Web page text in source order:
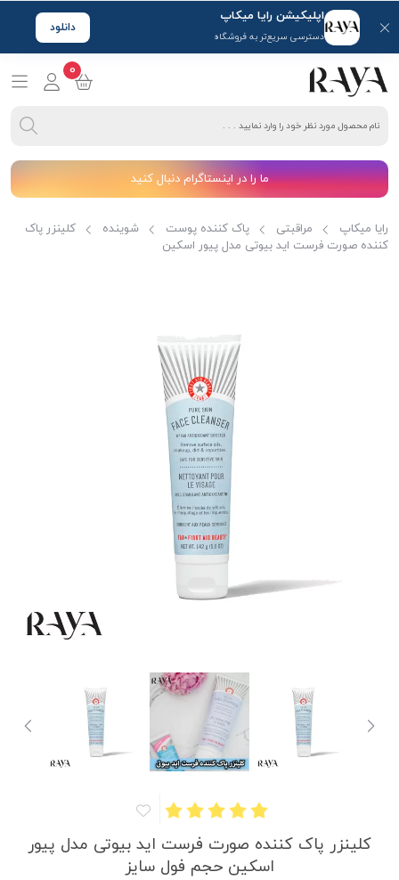
اپلیکیشن رایا میکاپ
دسترسی سریع‌تر به فروشگاه
دانلود
0
ما را در اینستاگرام دنبال کنید
رایا میکاپ مراقبتی پاک کننده پوست شوینده
کلینزر پاک
کننده صورت فرست اید بیوتی مدل پیور اسکین
کلینزر پاک کننده صورت فرست اید بیوتی مدل پیور
اسکین حجم فول سایز